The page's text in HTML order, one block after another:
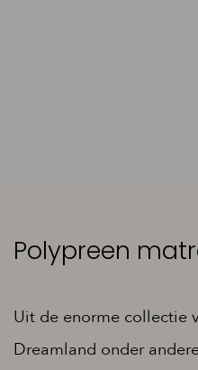
Polypreen
Uit de enorme collectie
Dreamland onder